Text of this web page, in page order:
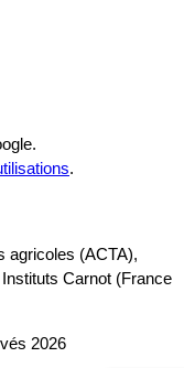
.
agricoles (ACTA),
Carnot (France
2026